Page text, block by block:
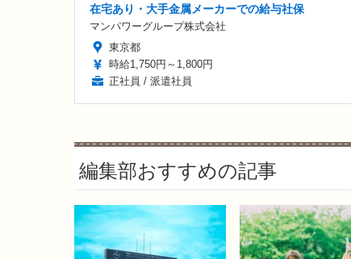
在宅あり・大手金属メーカーでの給与社保
マンパワーグループ株式会社
東京都
時給1,750円～1,800円
正社員 / 派遣社員
編集部おすすめの記事